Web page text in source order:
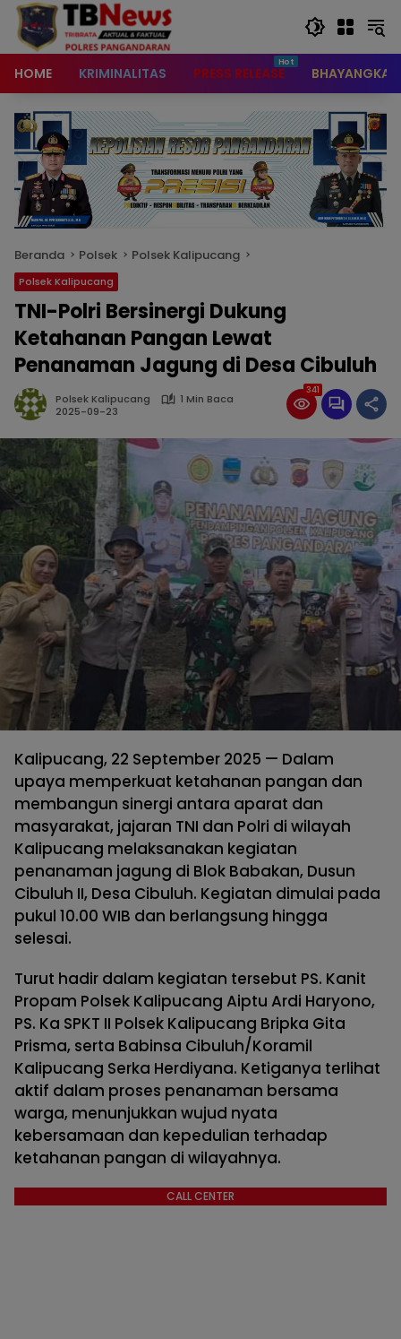
content
HOME KRIMINALITAS PRESS RELEASE BHAYANGKARI
Beranda Polsek Polsek Kalipucang
Polsek Kalipucang
TNI-Polri Bersinergi Dukung
Ketahanan Pangan Lewat
Penanaman Jagung di Desa Cibuluh
Polsek Kalipucang
1 Min Baca
2025-09-23
341
Kalipucang, 22 September 2025 — Dalam
upaya memperkuat ketahanan pangan dan
membangun sinergi antara aparat dan
masyarakat, jajaran TNI dan Polri di wilayah
Kalipucang melaksanakan kegiatan
penanaman jagung di Blok Babakan, Dusun
Cibuluh II, Desa Cibuluh. Kegiatan dimulai pada
pukul 10.00 WIB dan berlangsung hingga
selesai.
Turut hadir dalam kegiatan tersebut PS. Kanit
Propam Polsek Kalipucang Aiptu Ardi Haryono,
PS. Ka SPKT II Polsek Kalipucang Bripka Gita
Prisma, serta Babinsa Cibuluh/Koramil
Kalipucang Serka Herdiyana. Ketiganya terlihat
aktif dalam proses penanaman bersama
warga, menunjukkan wujud nyata
kebersamaan dan kepedulian terhadap
ketahanan pangan di wilayahnya.
CALL CENTER